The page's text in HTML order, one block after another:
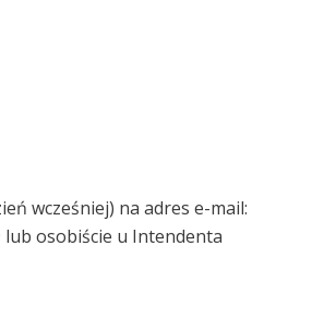
wcześniej) na adres e-mail:
lub osobiście u Intendenta